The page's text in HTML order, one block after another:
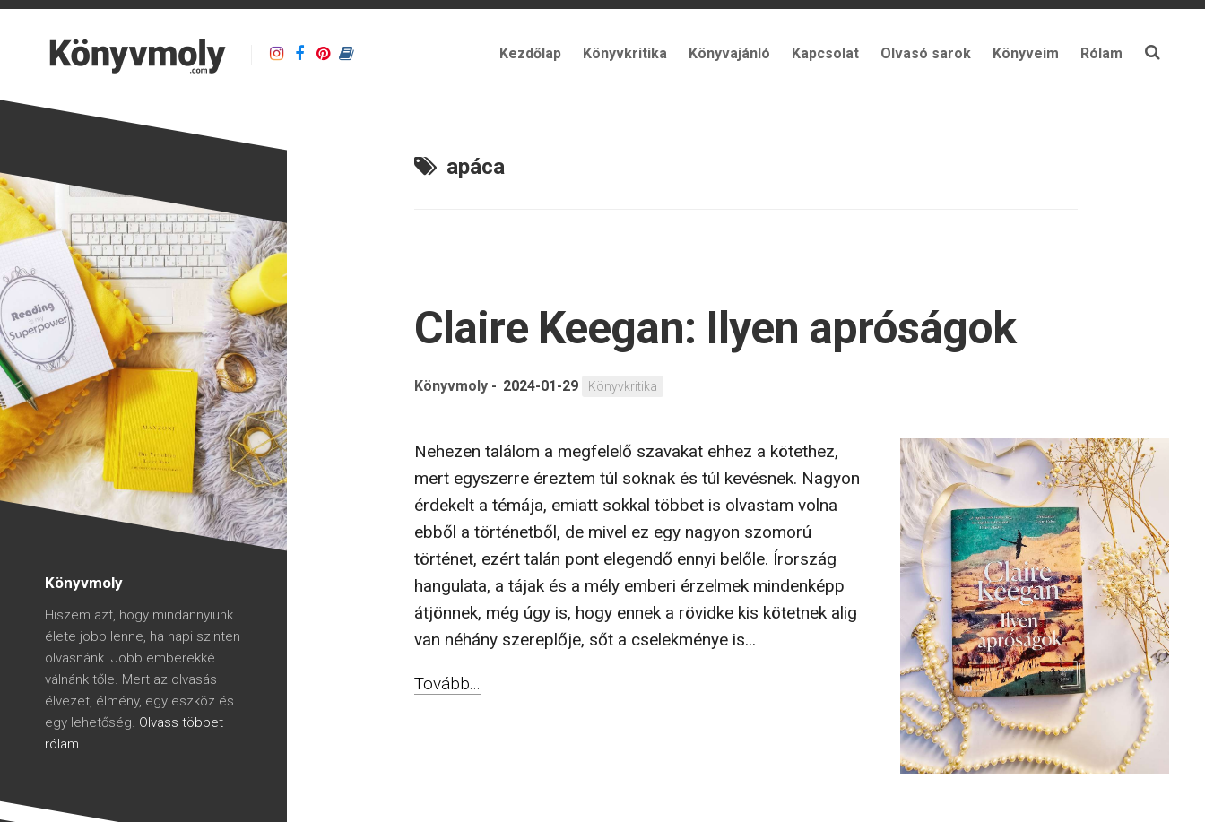
Kezdőlap Könyvkritika Könyvajánló Kapcsolat Olvasó sarok Könyveim Rólam
apáca
Claire Keegan: Ilyen apróságok
Könyvmoly - 2024-01-29 Könyvkritika
Nehezen találom a megfelelő szavakat ehhez a kötethez,
mert egyszerre éreztem túl soknak és túl kevésnek. Nagyon
érdekelt a témája, emiatt sokkal többet is olvastam volna
ebből a történetből, de mivel ez egy nagyon szomorú
történet, ezért talán pont elegendő ennyi belőle. Írország
hangulata, a tájak és a mély emberi érzelmek mindenképp
átjönnek, még úgy is, hogy ennek a rövidke kis kötetnek alig
van néhány szereplője, sőt a cselekménye is...
Tovább...
Könyvmoly
Hiszem azt, hogy mindannyiunk
élete jobb lenne, ha napi szinten
olvasnánk. Jobb emberekké
válnánk tőle. Mert az olvasás
élvezet, élmény, egy eszköz és
egy lehetőség. Olvass többet
rólam...